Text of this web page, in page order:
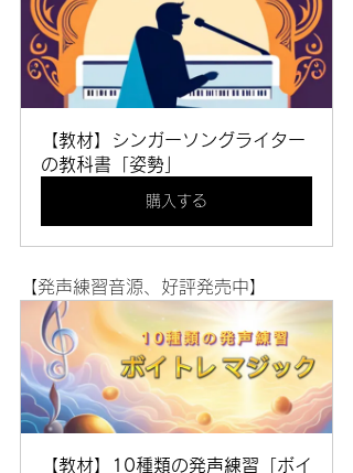
【教材】シンガーソングライター
の教科書「姿勢」
購入する
【発声練習音源、好評発売中】
【教材】10種類の発声練習「ボイ